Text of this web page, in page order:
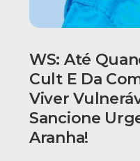
WS: Até
Cult E Da
Viver
Sancione
Aranha!